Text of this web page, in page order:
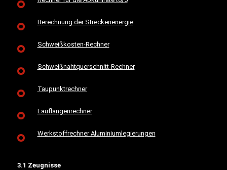
Berechnung der Streckenenergie
Schweißkosten-Rechner
Schweißnahtquerschnitt-Rechner
Taupunktrechner
Lauflängenrechner
Werkstoffrechner Aluminiumlegierungen
3.1 Zeugnisse